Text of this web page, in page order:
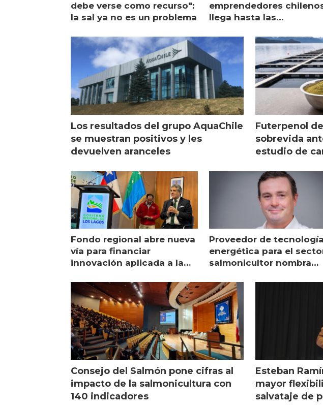
debe verse como recurso":
la sal ya no es un problema
emprendedores
llega hasta las
Escocia
Los resultados del grupo AquaChile
se muestran positivos y les
devuelven aranceles
Futerpenol
sobrevida
estudio de
Fondo regional abre nueva
vía para financiar
innovación aplicada a la
Proveedor de tecnología
energética para el
salmonicultor nombra
Consejo del Salmón pone cifras al
impacto de la salmonicultura con
140 indicadores
Esteban
mayor
salvataje de